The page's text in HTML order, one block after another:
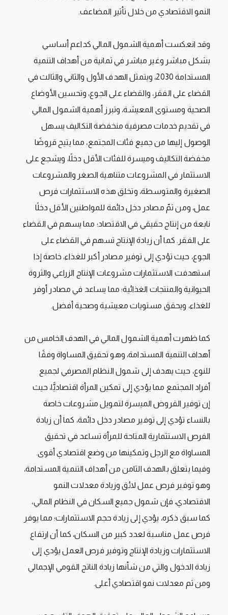
النمو الاقتصادي من خلال تأثير المضاعف.
وقد انعكست أهمية الشمول المالي كداعم أساسي
بشكل مباشر وغير مباشر في ثمانية من أهداف التنمية
المستدامة 2030، ويتمثل الهدف الأول والثاني والثالث في
القضاء على الفقر، والقضاء على الجوع، وتحسين الأوضاع
الصحية ومستوى المعيشة، وتبرز أهمية الشمول المالي
في تقديم خدمات مصرفية منخفضة التكاليف يسهل
الوصول إليها من جميع فئات المجتمع، مما يتيح قروضًا
مخفضة التكاليف وميسرة للفئات الأقل دخلًا، ويشجع على
الاستثمار في المشروعات متناهية الصغر والمشروعات
الصغيرة والمتوسطة، وتخلق هذه الاستثمارات فرص
عمل، ومن ثمّ مصادر دخل دائمة للمواطنين الأقل دخلًا
نابعة من إنتاج حقيقي في الاقتصاد؛ مما يسهم في القضاء
على الفقر. كما أن زيادة الإنتاج تسهم في القضاء على
الجوع، حيث تؤدي إلى توفير مصادر أكبر للغذاء، خاصة إذا
استهدفت الاستثمارات مشروعات الإنتاج الزراعي والثروة
الحيوانية والمنتجات الغذائية؛ مما يساعد في مصادر أوفر
للغذاء، ويحقق مستويات معيشية وصحية أفضل.
كما ظهرت أهمية الشمول المالي في الهدف الخامس من
أهداف التنمية المستدامة، وهو تحقيق المساواة وفقًا
للنوع، حيث يهدف إلى شمول النظام المصرفي لجميع
أفراد المجتمع مما يؤدي إلى تمكين المرأة اقتصاديًّا، حيث
إن توفير القروض الميسرة لتمويل مشروعات خاصة
بالنساء تؤدي إلى توفير مصادر دخل دائمة، كما أن زيادة
الفرص الاستثمارية المتاحة للمرأة تساعد في تحقيق
المساواة مع الرجل وتمكينها من وضع اقتصادي أقوى.
وفيما يتعلق بالهدف الثامن من أهداف التنمية المستدامة،
وهو توفير فرص عمل لائق وزيادة معدلات النمو
الاقتصادي، فإن شمول جميع السكان في النظام المالي،
كما سبق ذكره، يؤدي إلى زيادة حجم الاستثمارات؛ مما يوفر
فرص عمل مناسبة لعدد كبير من السكان، كما أن ارتفاع
الاستثمارات وزيادة الإنتاج وتوفير فرص العمل يؤدي إلى
زيادة الدخول والتي من شأنها زيادة الناتج القومي الإجمالي
ومن ثم معدلات نمو اقتصادي أعلى.